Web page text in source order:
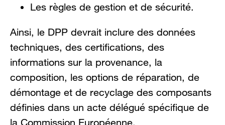
Les règles de gestion et de sécurité.
Ainsi, le DPP devrait inclure des données
techniques, des certifications, des
informations sur la provenance, la
composition, les options de réparation, de
démontage et de recyclage des composants
définies dans un acte délégué spécifique de
la Commission Européenne.